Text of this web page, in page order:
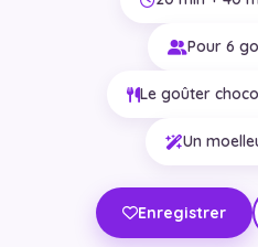
Pour 6
Le goûter
Un
Enregistrer